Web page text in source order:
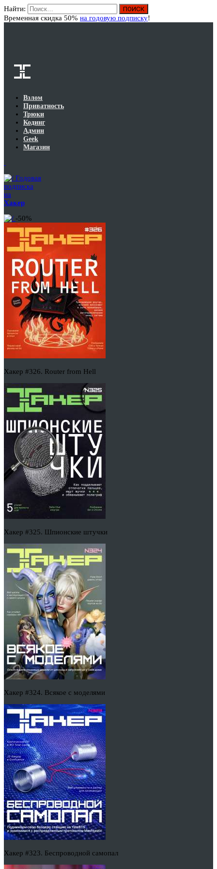
Найти:
Временная скидка 50% на годовую подписку!
Взлом
Приватность
Трюки
Кодинг
Админ
Geek
Магазин
Годовая
подписка
на
Хакер
-50%
Хакер #326. Router from Hell
Хакер #325. Шпионские штучки
Хакер #324. Всякое с моделями
Хакер #323. Беспроводной самопал